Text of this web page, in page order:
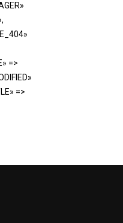
=>
=>